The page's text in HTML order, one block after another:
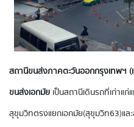
สถานีขนส่งภาคตะวันออกกรุงเทพฯ (
ขนส่งเอกมัย เป็นสถานีเดินรถที่เก่า
สุขุมวิทตรงแยกเอกมัย(สุขุมวิท63)แล